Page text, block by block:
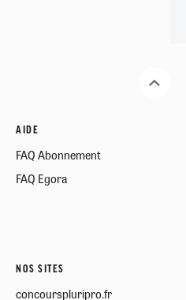
AIDE
FAQ Abonnement
FAQ Egora
NOS SITES
concourspluripro.fr